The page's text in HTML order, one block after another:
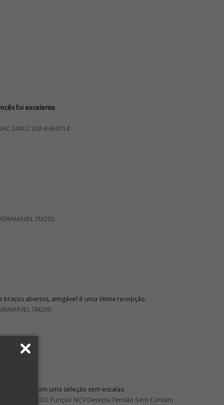
foi excelente.
24VCC 20A BAE0114
TM200
abertos, amigável é uma ótima recepção.
TM200
só com uma seleção sem escalas.
AC/DC Função NCV Detecta Tensão Sem Contato